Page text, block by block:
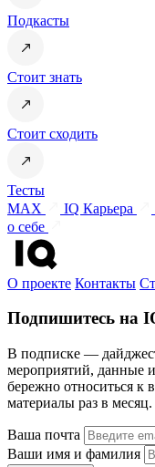
Подкасты
Стоит знать
Стоит сходить
Тесты
MAX
IQ Карьера
о себе
О проекте Контакты
Подпишитесь на
В подписке —
мероприятий, данные
бережно относиться к
материалы раз в месяц.
Ваша почта
Ваши имя и фамилия